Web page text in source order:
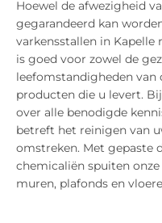
Hoewel de afwezigheid
gegarandeerd kan
varkensstallen in
is goed voor zowel de
leefomstandigheden van
producten die u levert.
over alle benodigde
betreft het reinigen van
omstreken. Met gepaste
chemicaliën spuiten
muren, plafonds en